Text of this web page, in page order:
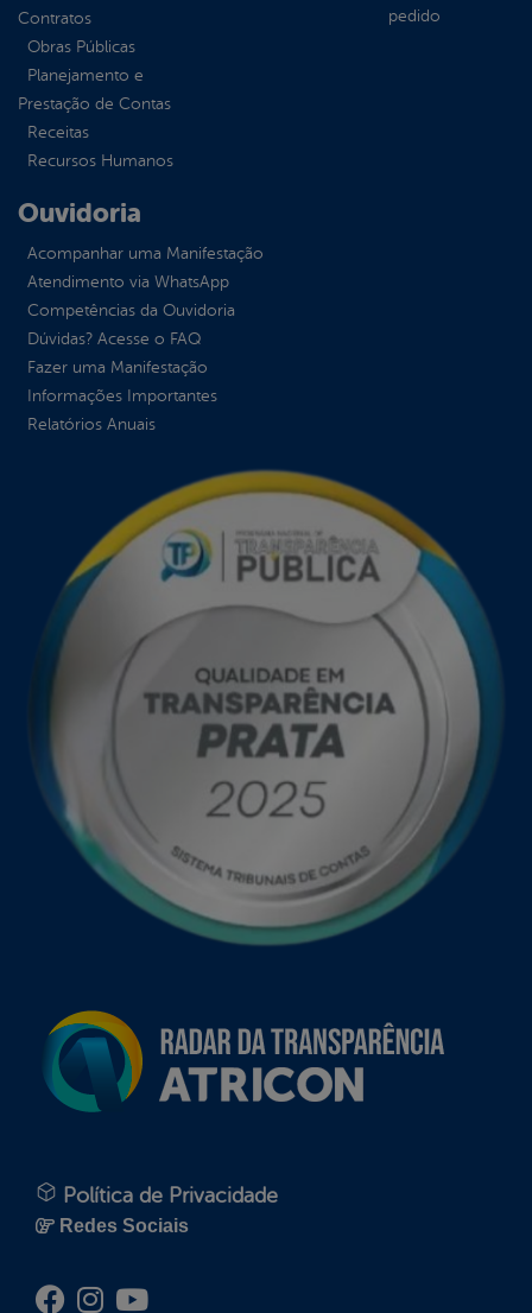
Contratos
Obras Públicas
Planejamento e
Prestação de Contas
Receitas
Recursos Humanos
pedido
Ouvidoria
Acompanhar uma Manifestação
Atendimento via WhatsApp
Competências da Ouvidoria
Dúvidas? Acesse o FAQ
Fazer uma Manifestação
Informações Importantes
Relatórios Anuais
Política de Privacidade
Redes Sociais